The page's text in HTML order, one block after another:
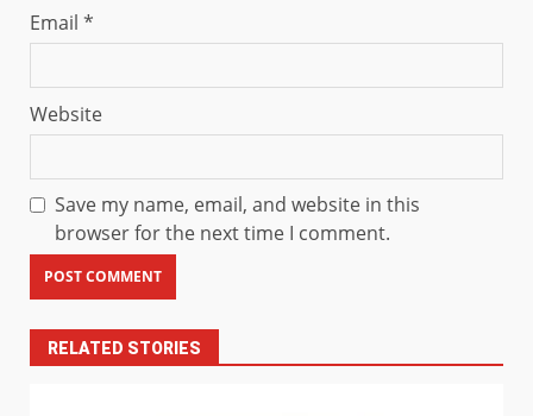
Email *
Website
Save my name, email, and website in this
browser for the next time I comment.
RELATED STORIES